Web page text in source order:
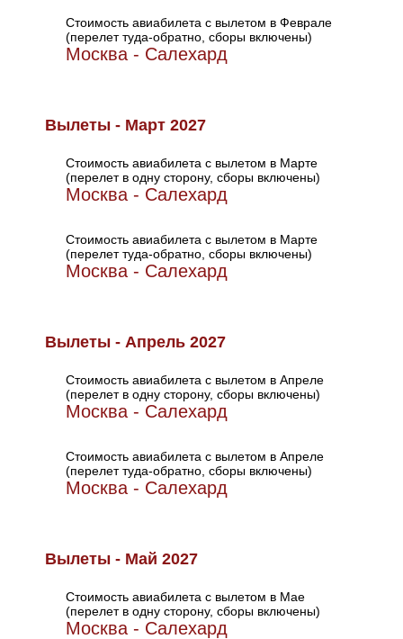
Стоимость авиабилета с вылетом в Феврале
(перелет туда-обратно, сборы включены)
Москва - Салехард
Вылеты - Март 2027
Стоимость авиабилета с вылетом в Марте
(перелет в одну сторону, сборы включены)
Москва - Салехард
Стоимость авиабилета с вылетом в Марте
(перелет туда-обратно, сборы включены)
Москва - Салехард
Вылеты - Апрель 2027
Стоимость авиабилета с вылетом в Апреле
(перелет в одну сторону, сборы включены)
Москва - Салехард
Стоимость авиабилета с вылетом в Апреле
(перелет туда-обратно, сборы включены)
Москва - Салехард
Вылеты - Май 2027
Стоимость авиабилета с вылетом в Мае
(перелет в одну сторону, сборы включены)
Москва - Салехард